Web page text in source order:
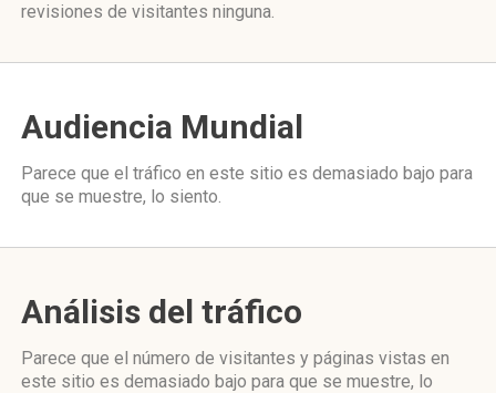
revisiones de visitantes ninguna.
Audiencia Mundial
Parece que el tráfico en este sitio es demasiado bajo para
que se muestre, lo siento.
Análisis del tráfico
Parece que el número de visitantes y páginas vistas en
este sitio es demasiado bajo para que se muestre, lo